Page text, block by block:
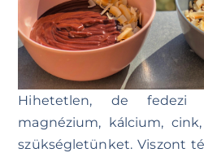
Hihetetlen, de fedezi
magnézium, kálcium,
szükségletünket. Viszont